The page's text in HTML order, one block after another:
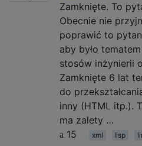
Zamknięte. To
Obecnie nie
poprawić to
aby było
stosów inżynierii
Zamknięte 6 lat
do
inny (HTML itp.).
ma zalety …
15
xml lisp